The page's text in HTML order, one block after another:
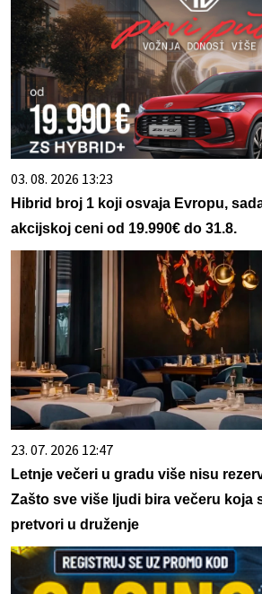
03. 08. 2026 13:23
Hibrid broj 1 koji osvaja Evropu,
akcijskoj ceni od 19.990€ do 31.8.
23. 07. 2026 12:47
Letnje večeri u gradu više nisu
Zašto sve više ljudi bira večeru koja
pretvori u druženje